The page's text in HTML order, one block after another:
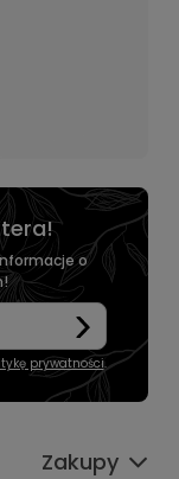
o
prywatności.
Zakupy